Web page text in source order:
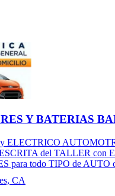
Y BATERIAS
ELECTRICO
del TALLER con
para todo TIPO de AUTO
CA